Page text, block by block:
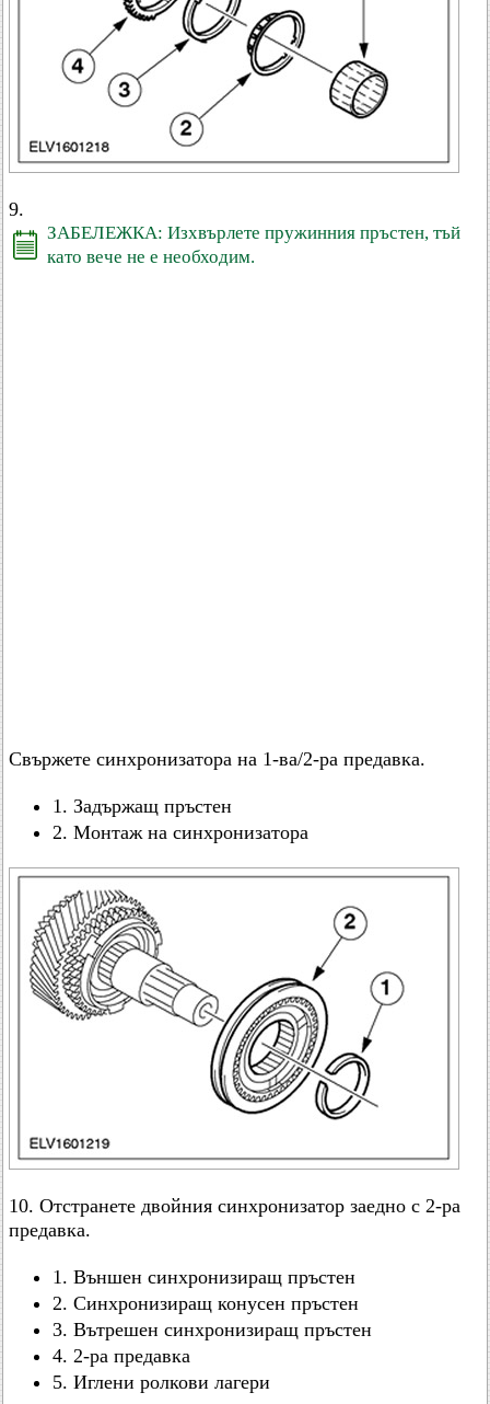
9.
ЗАБЕЛЕЖКА: Изхвърлете пружинния пръстен, тъй
като вече не е необходим.
Свържете синхронизатора на 1-ва/2-ра предавка.
1. Задържащ пръстен
2. Монтаж на синхронизатора
10. Отстранете двойния синхронизатор заедно с 2-ра
предавка.
1. Външен синхронизиращ пръстен
2. Синхронизиращ конусен пръстен
3. Вътрешен синхронизиращ пръстен
4. 2-ра предавка
5. Иглени ролкови лагери